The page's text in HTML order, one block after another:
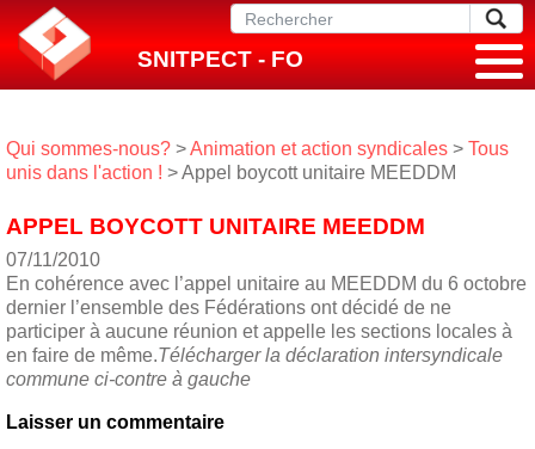
SNITPECT - FO
Qui sommes-nous? >Animation et action syndicales > Tous
unis dans l'action ! > Appel boycott unitaire MEEDDM
APPEL BOYCOTT UNITAIRE MEEDDM
07/11/2010
En cohérence avec l’appel unitaire au MEEDDM du 6 octobre
dernier l’ensemble des Fédérations ont décidé de ne
participer à aucune réunion et appelle les sections locales à
en faire de même.Télécharger la déclaration intersyndicale
commune ci-contre à gauche
Laisser un commentaire